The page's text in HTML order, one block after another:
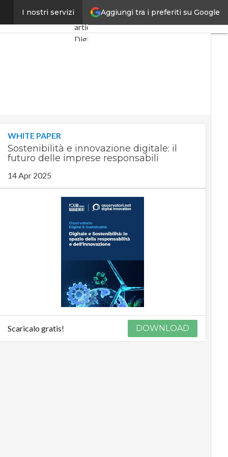
Aggiungi tra i preferiti su Google
I nostri servizi
miliardi l’anno Ultimi
articoli
Digital
Digitale
economy
Intelligenza
Videointerviste
Le
Guide di
CorCom
Podcast
Privacy
WHITE PAPER
Sostenibilità e innovazione digitale: il
futuro delle imprese responsabili
14 Apr 2025
Scaricalo gratis! DOWNLOAD